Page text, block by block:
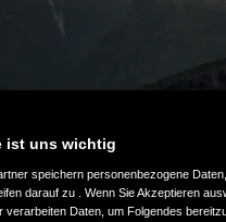
ist uns wichtig
speichern personenbezogene
darauf zu . Wenn Sie Akzeptieren
verarbeiten Daten, um Folgendes